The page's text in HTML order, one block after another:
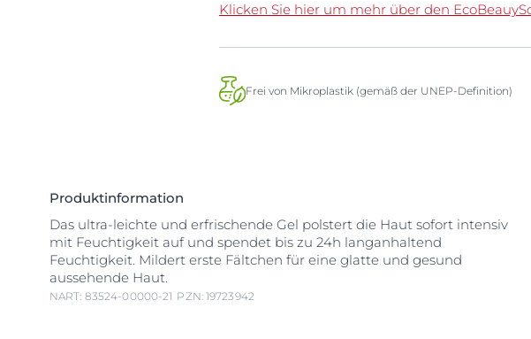
Klicken Sie hier um mehr über den
Frei von Mikroplastik (gemäß der UNEP-Definition)
Produktinformation
Das ultra-leichte und erfrischende Gel polstert die Haut sofort intensiv
mit Feuchtigkeit auf und spendet bis zu 24h langanhaltend
Feuchtigkeit. Mildert erste Fältchen für eine glatte und gesund
aussehende Haut.
NART: 83524-00000-21 PZN: 19723942